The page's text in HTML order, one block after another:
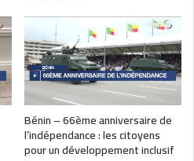
Bénin – 66ème anniversaire de
l’indépendance : les citoyens
pour un développement inclusif